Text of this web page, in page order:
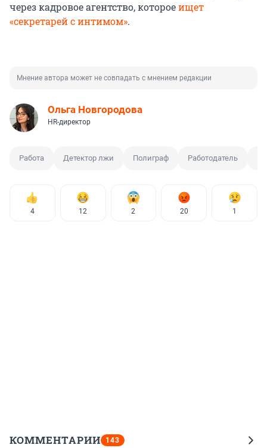
через кадровое агентство, котороеищет
«секретарей с интимом».
Мнение автора может не совпадать с мнением редакции
Ольга Новгородова
HR-директор
Работа Детектор лжи Полиграф Работодатель
4 12 2 20 1
КОММЕНТАРИИ 143